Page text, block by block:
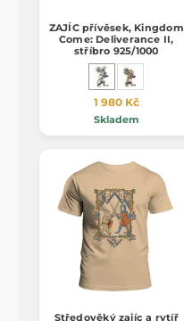
ZAJÍC přívěsek, Kingdom
Come: Deliverance II,
stříbro 925/1000
1 980 Kč
Skladem
Středověký zajíc a rytíř